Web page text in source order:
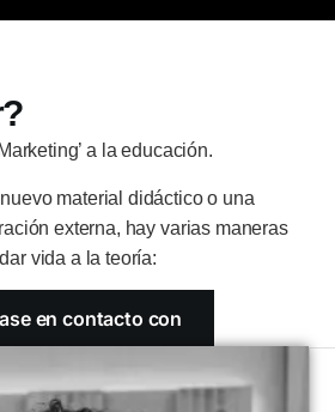
a la educación.
material didáctico o una
externa, hay varias maneras
vida a la teoría:
en contacto con
didáctico